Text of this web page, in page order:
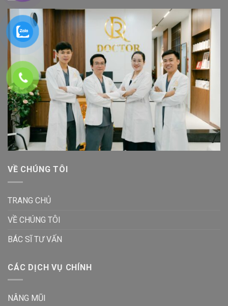
VỀ CHÚNG TÔI
TRANG CHỦ
VỀ CHÚNG TÔI
BÁC SĨ TƯ VẤN
CÁC DỊCH VỤ CHÍNH
NÂNG MŨI